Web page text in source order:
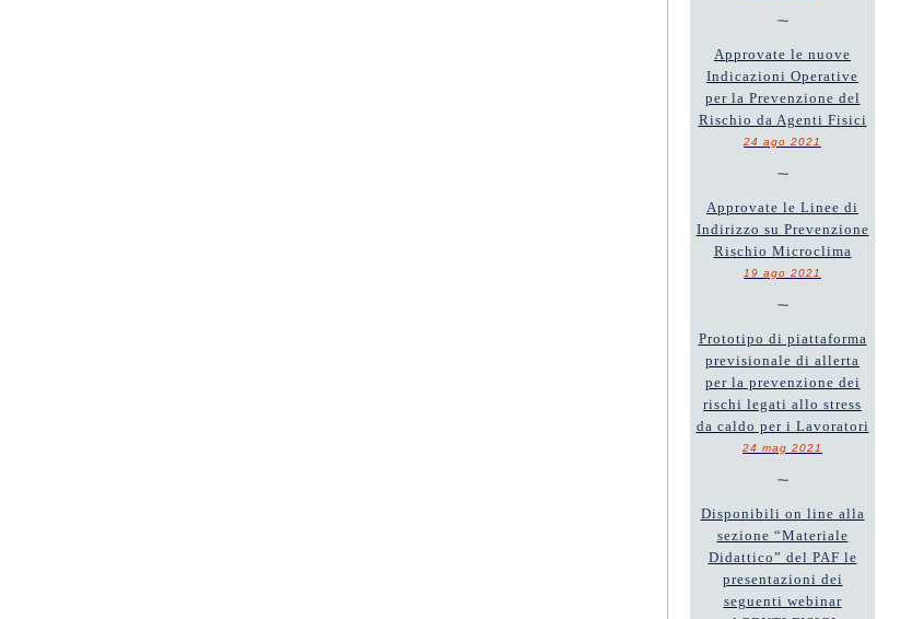
~
Approvate le nuove
Indicazioni Operative
per la Prevenzione del
Rischio da Agenti Fisici
24 ago 2021
~
Approvate le Linee di
Indirizzo su Prevenzione
Rischio Microclima
19 ago 2021
~
Prototipo di piattaforma
previsionale di allerta
per la prevenzione dei
rischi legati allo stress
da caldo per i Lavoratori
24 mag 2021
~
Disponibili on line alla
sezione “Materiale
Didattico” del PAF le
presentazioni dei
seguenti webinar